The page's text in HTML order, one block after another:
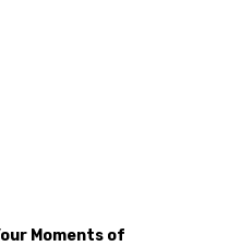
Moments of